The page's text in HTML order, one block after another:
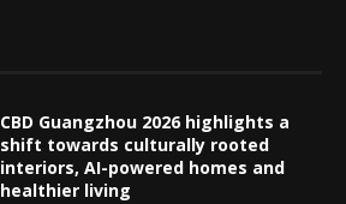
CBD Guangzhou 2026 highlights a
shift towards culturally rooted
interiors, AI-powered homes and
healthier living